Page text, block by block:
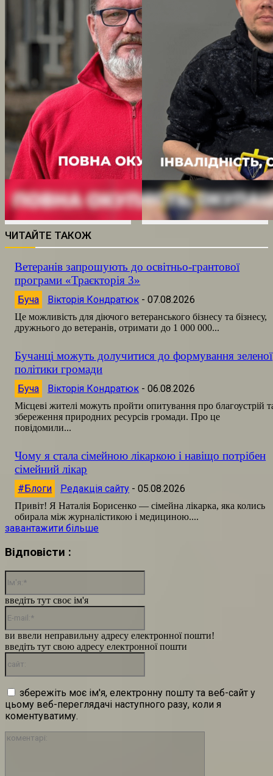
ЧИТАЙТЕ ТАКОЖ
Ветеранів запрошують до освітньо-грантової
програми «Траєкторія 3»
Буча Вікторія Кондратюк - 07.08.2026
Це можливість для діючого ветеранського бізнесу та бізнесу,
дружнього до ветеранів, отримати до 1 000 000...
Бучанці можуть долучитися до формування зеленої
політики громади
Буча Вікторія Кондратюк - 06.08.2026
Місцеві жителі можуть пройти опитування про благоустрій
збереження природних ресурсів громади. Про це
повідомили...
Чому я стала сімейною лікаркою і навіщо потрібен
сімейний лікар
#Блоги Редакція сайту - 05.08.2026
Привіт! Я Наталія Борисенко — сімейна лікарка, яка колись
обирала між журналістикою і медициною....
завантажити більше
Відповісти :
введіть тут своє ім'я
ви ввели неправильну адресу електронної пошти!
введіть тут свою адресу електронної пошти
збережіть моє ім'я, електронну пошту та веб-сайт у
цьому веб-переглядачі наступного разу, коли я
коментуватиму.